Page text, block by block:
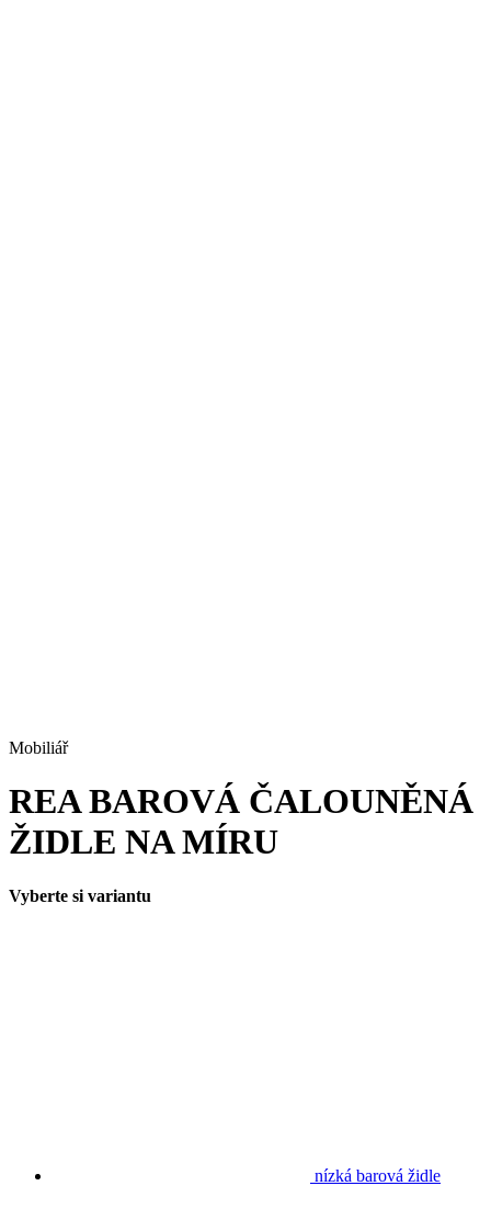
Mobiliář
REA BAROVÁ ČALOUNĚNÁ
ŽIDLE NA MÍRU
Vyberte si variantu
nízká barová židle